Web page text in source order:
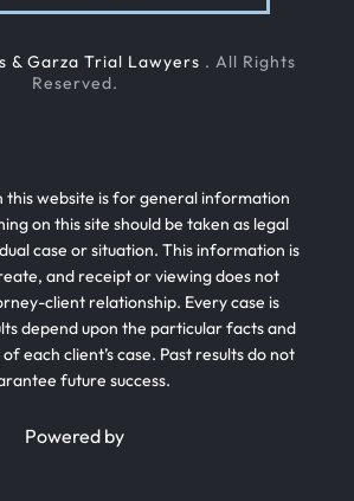
& Garza Trial Lawyers . All Rights
Reserved.
website is for general information
on this site should be taken as legal
case or situation. This information is
and receipt or viewing does not
client relationship. Every case is
depend upon the particular facts and
each client’s case. Past results do not
future success.
Powered by